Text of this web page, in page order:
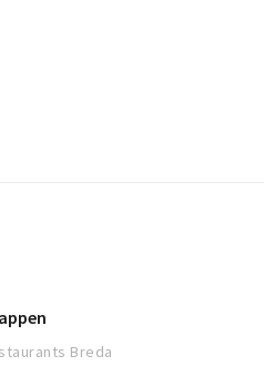
Breda